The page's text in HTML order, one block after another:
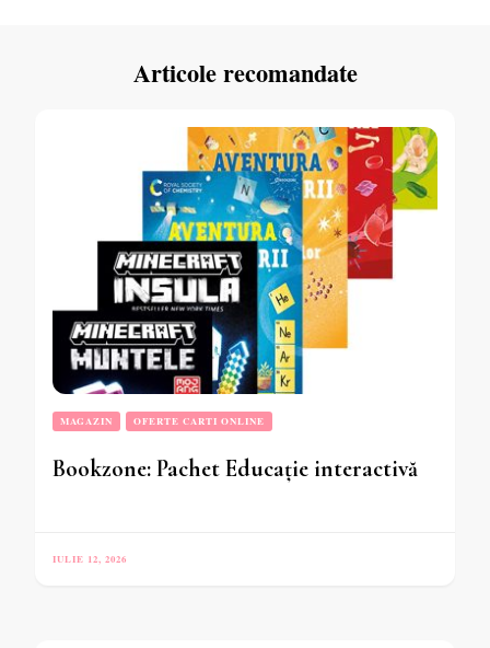
Articole recomandate
MAGAZIN OFERTE CARTI ONLINE
Bookzone: Pachet Educație interactivă
IULIE 12, 2026